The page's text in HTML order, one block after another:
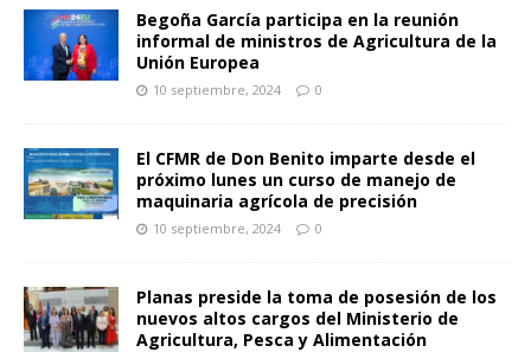
Begoña García participa en la reunión
informal de ministros de Agricultura de la
Unión Europea
10 septiembre, 2024 0
El CFMR de Don Benito imparte desde el
próximo lunes un curso de manejo de
maquinaria agrícola de precisión
10 septiembre, 2024 0
Planas preside la toma de posesión de los
nuevos altos cargos del Ministerio de
Agricultura, Pesca y Alimentación